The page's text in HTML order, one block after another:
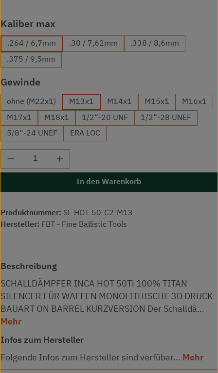
Kaliber max
.264 / 6,7mm .30 / 7,62mm .338 / 8,6mm
.375 / 9,5mm
Gewindeauswählen
ohne (M22x1) M13x1 M14x1 M15x1 M16x1
M17x1 M18x1 1/2“-20 UNF
1/2“-28 UNEF
5/8“-24 UNEF
ERA LOC
Produkt Anzahl: Gib den gewünschten
In den Warenkorb
Produktnummer: SL-HOT-50-C2-M13
Hersteller: FBT - Fine Ballistic Tools
Beschreibung
SCHALLDÄMPFER INCA HOT 50Ti 100% TITAN
SILENCER FÜR WAFFEN MONOLITHISCHE 3D DRUCK
BAUART ON BARREL KURZVERSION Der Schalldä…
Mehr
Infos zum Hersteller
Folgende Infos zum Hersteller sind verfübar... Mehr